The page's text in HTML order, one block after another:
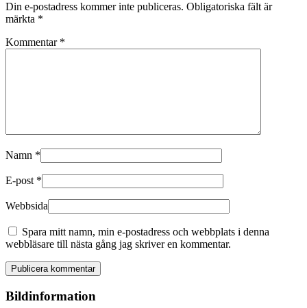
Din e-postadress kommer inte publiceras. Obligatoriska fält är
märkta *
Kommentar *
Namn *
E-post *
Webbsida
Spara mitt namn, min e-postadress och webbplats i denna
webbläsare till nästa gång jag skriver en kommentar.
Bildinformation